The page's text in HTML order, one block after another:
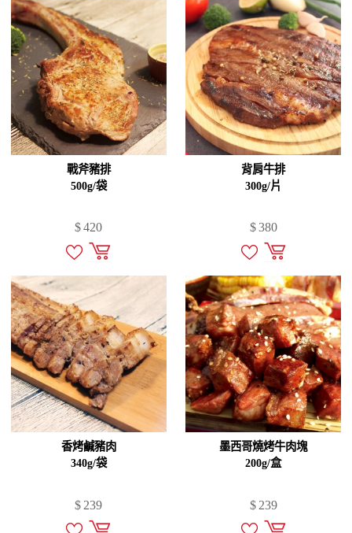
戰斧豬排
500g/袋
$420
背肩牛排
300g/片
$380
香烤鹹豬肉
340g/袋
$ 239
墨西哥燒烤牛肉塊
200g/盒
$ 239